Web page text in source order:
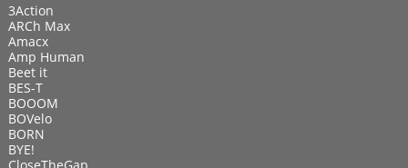
3Action
ARCh Max
Amacx
Amp Human
Beet it
BES-T
BOOOM
BOVelo
BORN
BYE!
CloseTheGap